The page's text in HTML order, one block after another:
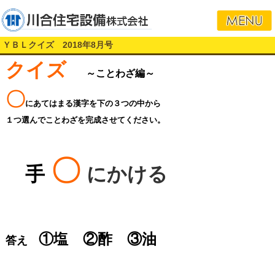
ＹＢＬクイズ 2018年8月号
クイズ ～ことわざ編～
〇にあてはまる漢字を下の３つの中から
１つ選んでことわざを完成させてください。
手 〇 にかける
答え ①塩 ②酢 ③油